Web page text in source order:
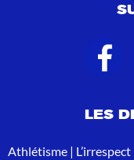
LES
Athlétisme |